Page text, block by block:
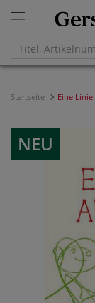
Startseite Eine
NEU